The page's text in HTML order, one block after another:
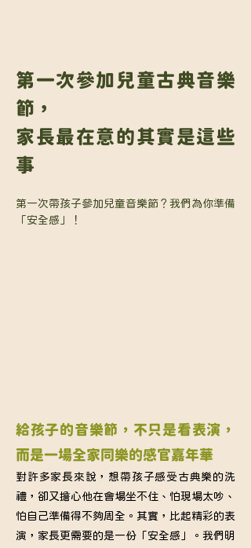
第一次參加兒童古典音樂
節，
家長最在意的其實是這些
事
第一次帶孩子參加兒童音樂節？我們為你準備
「安全感」！
給孩子的音樂節，不只是看表演，
而是一場全家同樂的感官嘉年華
對許多家長來說，想帶孩子感受古典樂的洗
禮，卻又擔心他在會場坐不住、怕現場太吵、
怕自己準備得不夠周全。其實，比起精彩的表
演，家長更需要的是一份「安全感」。我們明